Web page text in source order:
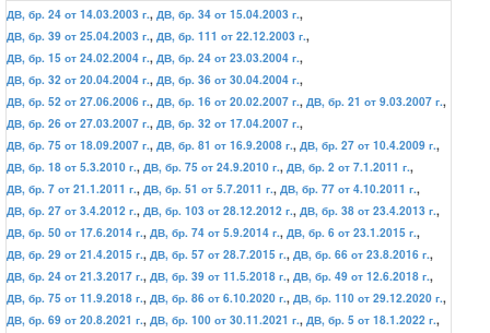
ДВ, бр. 24 от 14.03.2003 г., ДВ, бр. 34 от 15.04.2003 г.,
ДВ, бр. 39 от 25.04.2003 г., ДВ, бр. 111 от 22.12.2003 г.,
ДВ, бр. 15 от 24.02.2004 г., ДВ, бр. 24 от 23.03.2004 г.,
ДВ, бр. 32 от 20.04.2004 г., ДВ, бр. 36 от 30.04.2004 г.,
ДВ, бр. 52 от 27.06.2006 г., ДВ, бр. 16 от 20.02.2007 г., ДВ, бр. 21 от 9.03.2007 г.,
ДВ, бр. 26 от 27.03.2007 г., ДВ, бр. 32 от 17.04.2007 г.,
ДВ, бр. 75 от 18.09.2007 г., ДВ, бр. 81 от 16.9.2008 г., ДВ, бр. 27 от 10.4.2009 г.,
ДВ, бр. 18 от 5.3.2010 г., ДВ, бр. 75 от 24.9.2010 г., ДВ, бр. 2 от 7.1.2011 г.,
ДВ, бр. 7 от 21.1.2011 г., ДВ, бр. 51 от 5.7.2011 г., ДВ, бр. 77 от 4.10.2011 г.,
ДВ, бр. 27 от 3.4.2012 г., ДВ, бр. 103 от 28.12.2012 г., ДВ, бр. 38 от 23.4.2013 г.,
ДВ, бр. 50 от 17.6.2014 г., ДВ, бр. 74 от 5.9.2014 г., ДВ, бр. 6 от 23.1.2015 г.,
ДВ, бр. 29 от 21.4.2015 г., ДВ, бр. 57 от 28.7.2015 г., ДВ, бр. 66 от 23.8.2016 г.,
ДВ, бр. 24 от 21.3.2017 г., ДВ, бр. 39 от 11.5.2018 г., ДВ, бр. 49 от 12.6.2018 г.,
ДВ, бр. 75 от 11.9.2018 г., ДВ, бр. 86 от 6.10.2020 г., ДВ, бр. 110 от 29.12.2020 г.,
ДВ, бр. 69 от 20.8.2021 г., ДВ, бр. 100 от 30.11.2021 г., ДВ, бр. 5 от 18.1.2022 г.,